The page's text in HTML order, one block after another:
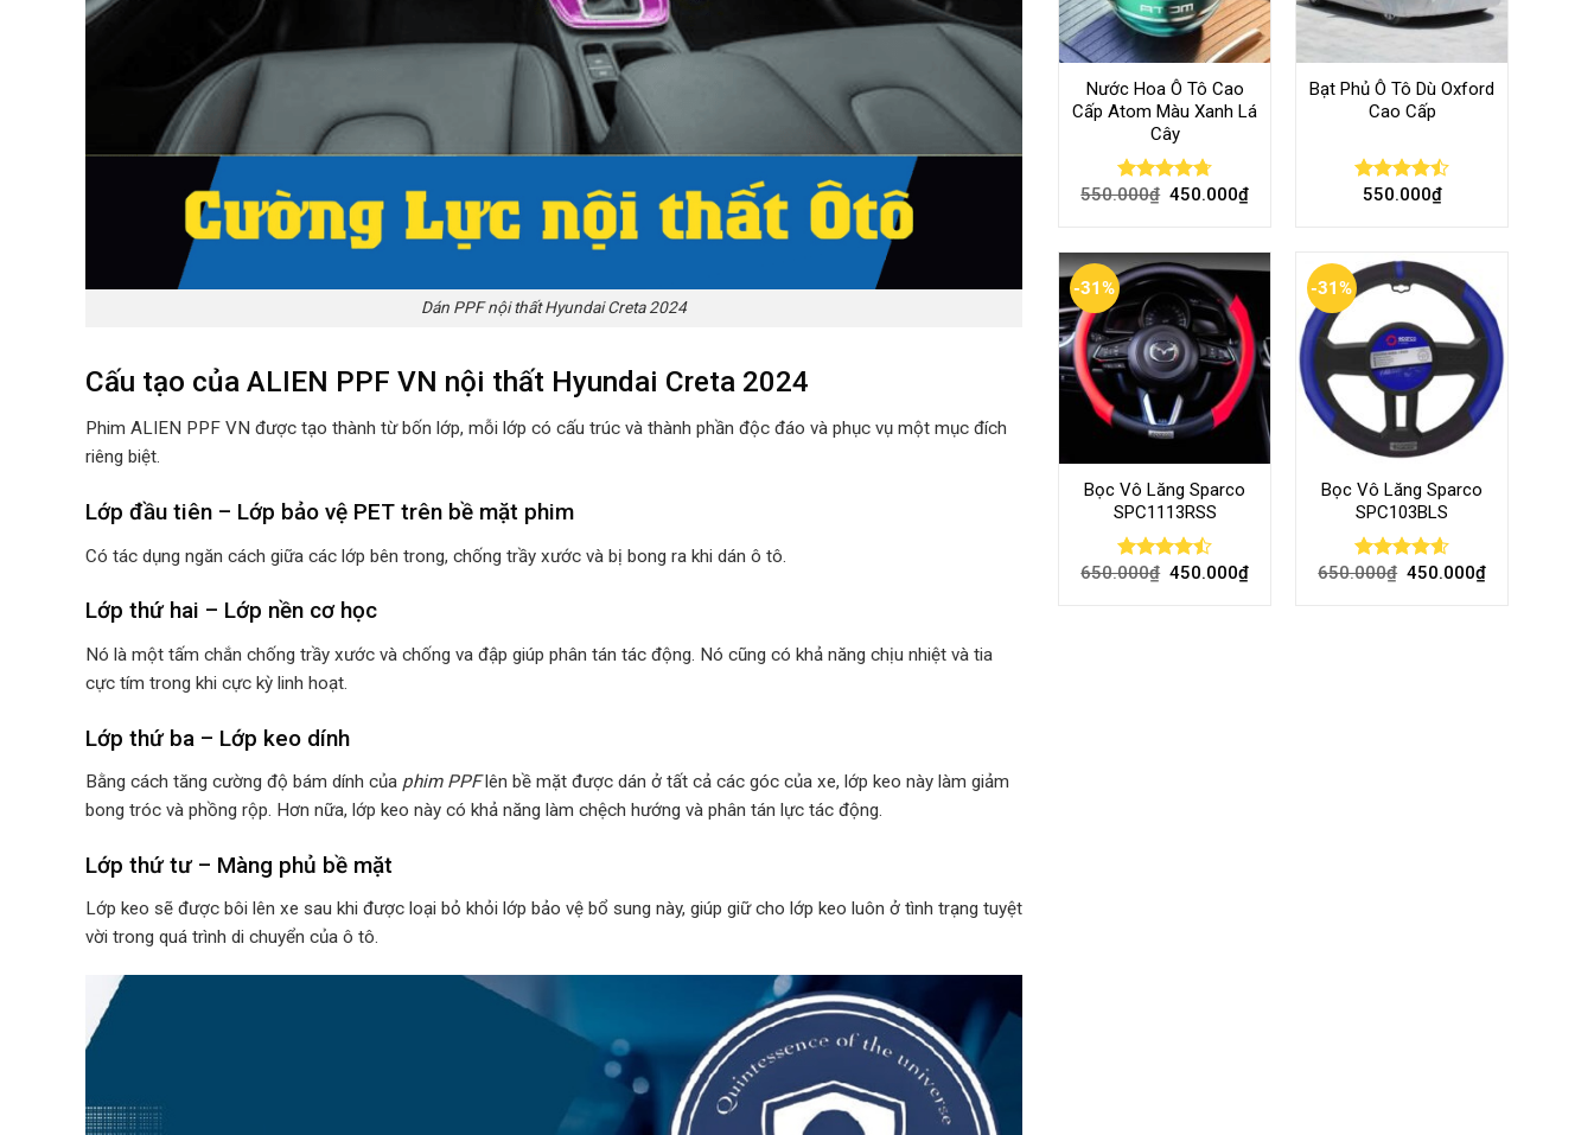
Dán PPF nội thất Hyundai Creta 2024
Cấu tạo của ALIEN PPF VN nội thất Hyundai Creta 2024
Phim ALIEN PPF VN được tạo thành từ bốn lớp, mỗi lớp có cấu trúc và thành phần độc đáo và phục vụ một mục đích
riêng biệt.
Lớp đầu tiên – Lớp bảo vệ PET trên bề mặt phim
Có tác dụng ngăn cách giữa các lớp bên trong, chống trầy xước và bị bong ra khi dán ô tô.
Lớp thứ hai – Lớp nền cơ học
Nó là một tấm chắn chống trầy xước và chống va đập giúp phân tán tác động. Nó cũng có khả năng chịu nhiệt và tia
cực tím trong khi cực kỳ linh hoạt.
Lớp thứ ba – Lớp keo dính
Bằng cách tăng cường độ bám dính của phim PPFlên bề mặt được dán ở tất cả các góc của xe, lớp keo này làm giảm
bong tróc và phồng rộp. Hơn nữa, lớp keo này có khả năng làm chệch hướng và phân tán lực tác động.
Lớp thứ tư – Màng phủ bề mặt
Lớp keo sẽ được bôi lên xe sau khi được loại bỏ khỏi lớp bảo vệ bổ sung này, giúp giữ cho lớp keo luôn ở tình trạng tuyệt
vời trong quá trình di chuyển của ô tô.
Nước Hoa Ô Tô Cao
Cấp Atom Màu Xanh Lá
Cây
Rated4.70
550.000₫ 450.000₫
Bạt Phủ Ô Tô Dù Oxford
Cao Cấp
Rated
550.000₫
-31%
Bọc Vô Lăng Sparco
SPC1113RSS
Rated
650.000₫ 450.000₫
-31%
Bọc Vô Lăng Sparco
SPC103BLS
Rated4.57
650.000₫ 450.000₫